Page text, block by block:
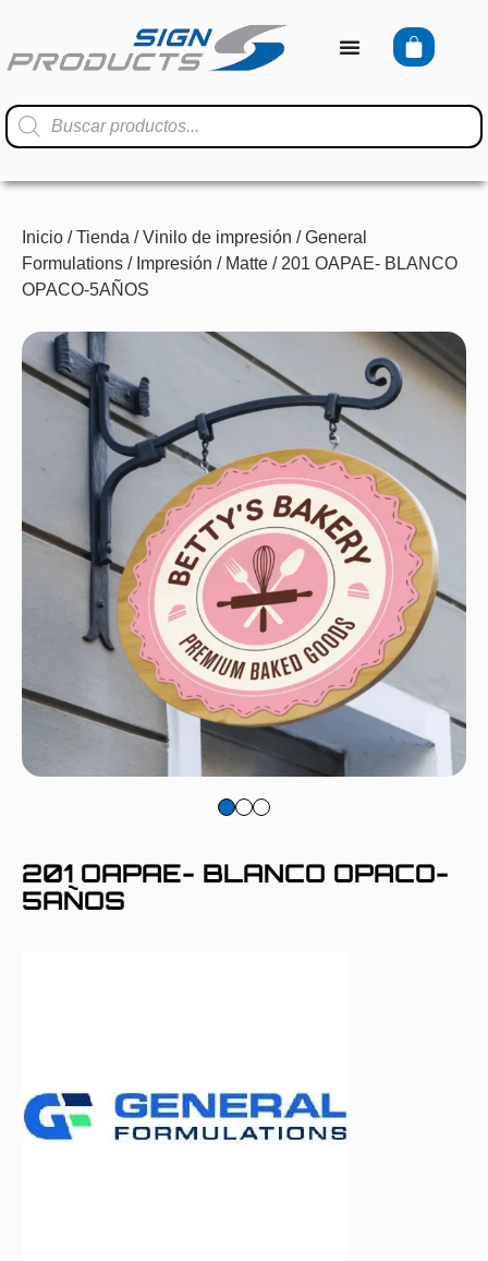
Inicio /Tienda /Vinilo de impresión /General
Formulations / Impresión / Matte / 201 OAPAE- BLANCO
OPACO-5AÑOS
201 OAPAE- BLANCO OPACO-
5AÑOS